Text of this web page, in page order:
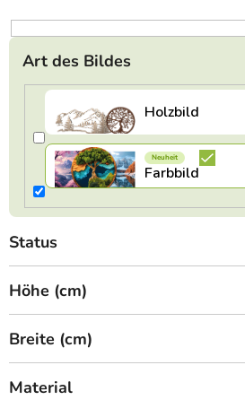
t
i
Art des Bildes
Status
Höhe (cm)
Breite (cm)
Material